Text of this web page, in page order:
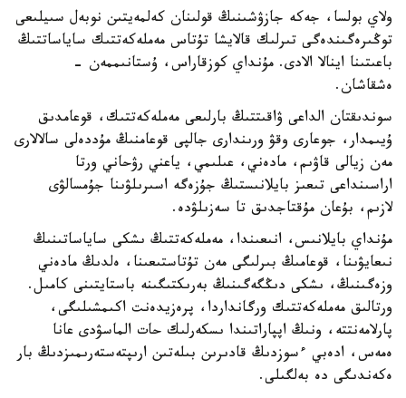
ولاي بولسا، جەكە جازۋشىنىڭ قولىنان كەلمەيتىن نوبەل سىيلىعى
توڭىرەگىندەگى تىرلىك قالايشا تۇتاس مەملەكەتتىك ساياساتتىڭ
باعىتىنا اينالا الادى. مۇنداي كوزقاراس، ۇستانىممەن -
ەشقاشان.
سوندىقتان الداعى ۋاقىتتىڭ بارلىعى مەملەكەتتىك، قوعامدىق
ۇيىمدار، جوعارى وقۋ ورىندارى جالپى قوعامنىڭ مۇددەلى سالالارى
مەن زيالى قاۋىم، مادەني، عىلىمي، ياعني رۋحاني ورتا
اراسىنداعى تىعىز بايلانىستىڭ جۇزەگە اسىرىلۋىنا جۇمسالۋى
لازىم، بۇعان مۇقتاجدىق تا سەزىلۋدە.
مۇنداي بايلانىس، انىعىندا، مەملەكەتتىڭ ىشكى ساياساتىنىڭ
نىعايۋىنا، قوعامىڭ بىرلىگى مەن تۇتاستىعىنا، ەلدىڭ مادەني
وزەگىنىڭ، ىشكى دىڭگەگىنىڭ بەرىكتىگىنە باستايتىنى كامىل.
ورتالىق مەملەكەتتىك ورگانداردا، پرەزيدەنت اكىمشىلىگى،
پارلامەنتتە، ونىڭ اپپاراتىندا ىسكەرلىك حات الماسۋدى عانا
ەمەس، ادەبي ءسوزدىڭ قادىرىن بىلەتىن ارىپتەستەرىمىزدىڭ بار
ەكەندىگى دە بەلگىلى.